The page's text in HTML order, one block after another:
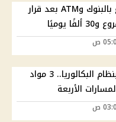
حدود السحب والإيداع بالبنوك وATM بعد قرار
الصف الثالث الثانوي بنظام البكالوريا.. 3 مواد
الأربعة